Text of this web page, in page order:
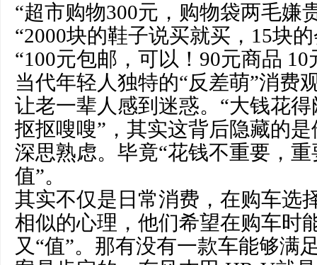
“超市购物300元，购物袋两毛嫌
“2000块的鞋子说买就买，15块
“100元包邮，可以！90元商品
当代年轻人独特的“反差萌”消费
让老一辈人感到迷惑。“大钱花
抠抠嗖嗖”，其实这背后隐藏的
深思熟虑。毕竟“花钱不重要，
值”。
其实不仅是日常消费，在购车选
相似的心理，他们希望在购车时
又“值”。那有没有一款车能够满